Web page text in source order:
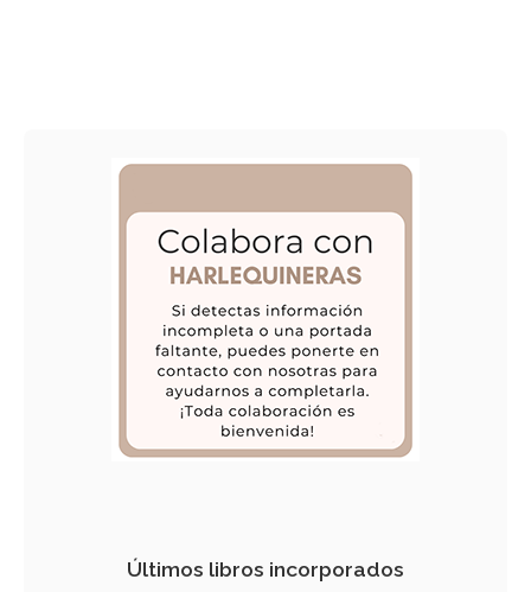
Últimos libros incorporados